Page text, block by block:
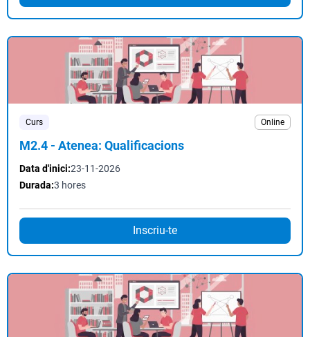
Curs Online
M2.4 - Atenea: Qualificacions
Data d'inici:23-11-2026
Durada:3 hores
Inscriu-te